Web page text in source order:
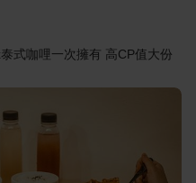
式咖哩一次擁有 高CP值大份